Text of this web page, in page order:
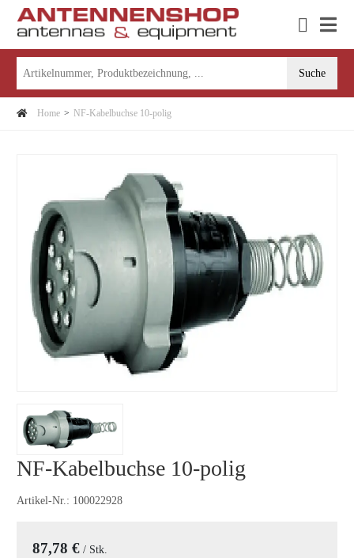
Home NF-Kabelbuchse 10-polig
NF-Kabelbuchse 10-polig
Artikel-Nr.: 100022928
87,78 € / Stk.